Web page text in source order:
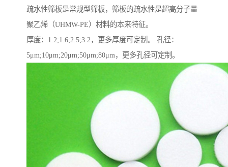
疏水性筛板是常规型筛板，筛板的疏水性是超高分子量
聚乙烯（UHMW-PE）材料的本来特征。
厚度：1.2;1.6;2.5;3.2，更多厚度可定制。 孔径：
5μm;10μm;20μm;50μm;80μm，更多孔径可定制。